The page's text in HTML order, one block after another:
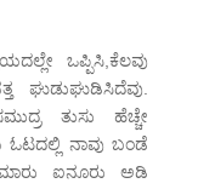
ಒಪ್ಪಿಸಿ,ಕೆಲವು
ಘುಡುಘುಡಿಸಿದೆವು.
ತುಸು ಹೆಚ್ಚೇ
ನಾವು ಬಂಡೆ
ಐನೂರು ಅಡಿ